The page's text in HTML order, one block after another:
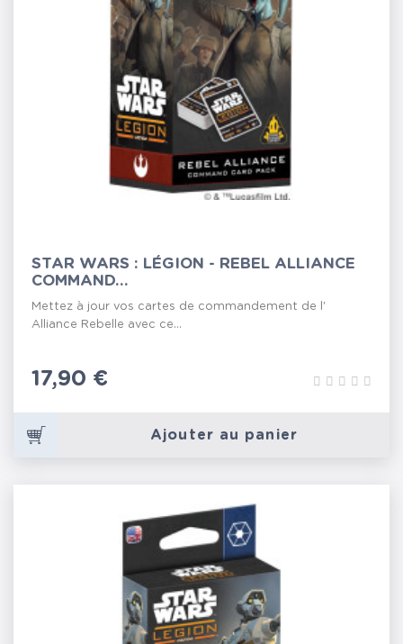
STAR WARS : LÉGION - REBEL ALLIANCE
COMMAND...
Mettez à jour vos cartes de commandement de l'
Alliance Rebelle avec ce...
Prix
17,90 €
Ajouter au panier